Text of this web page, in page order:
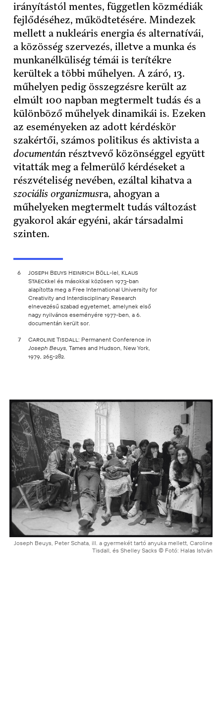
irányítástól mentes, független közmédiák
fejlődéséhez, működtetésére. Mindezek
mellett a nukleáris energia és alternatívái,
a közösség szervezés, illetve a munka és
munkanélküliség témái is terítékre
kerültek a többi műhelyen. A záró, 13.
műhelyen pedig összegzésre került az
elmúlt 100 napban megtermelt tudás és a
különböző műhelyek dinamikái is. Ezeken
az eseményeken az adott kérdéskör
szakértői, számos politikus és aktivista a
documentán résztvevő közönséggel együtt
vitatták meg a felmerülő kérdéseket a
részvételiség nevében, ezáltal kihatva a
szociális organizmusra, ahogyan a
műhelyeken megtermelt tudás változást
gyakorol akár egyéni, akár társadalmi
szinten.
6 Joseph Beuys Heinrich Böll-lel, Klaus
Staeckkel és másokkal közösen 1973-ban
alapította meg a Free International University for
Creativity and Interdisciplinary Research
elnevezésű szabad egyetemet, amelynek első
nagy nyilvános eseményére 1977-ben, a 6.
documentán került sor.
7 Caroline Tisdall: Permanent Conference in
Joseph Beuys, Tames and Hudson, New York,
1979, 265-282.
Joseph Beuys, Peter Schata, ill. a gyermekét tartó anyuka mellett, Caroline
Tisdall, és Shelley Sacks © Fotó: Halas István